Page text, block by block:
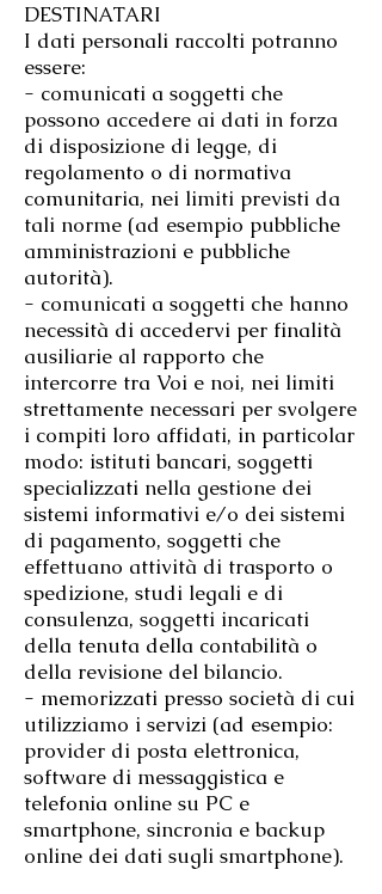
DESTINATARI
I dati personali raccolti potranno
essere:
- comunicati a soggetti che
possono accedere ai dati in forza
di disposizione di legge, di
regolamento o di normativa
comunitaria, nei limiti previsti da
tali norme (ad esempio pubbliche
amministrazioni e pubbliche
autorità).
- comunicati a soggetti che hanno
necessità di accedervi per finalità
ausiliarie al rapporto che
intercorre tra Voi e noi, nei limiti
strettamente necessari per svolgere
i compiti loro affidati, in particolar
modo: istituti bancari, soggetti
specializzati nella gestione dei
sistemi informativi e/o dei sistemi
di pagamento, soggetti che
effettuano attività di trasporto o
spedizione, studi legali e di
consulenza, soggetti incaricati
della tenuta della contabilità o
della revisione del bilancio.
- memorizzati presso società di cui
utilizziamo i servizi (ad esempio:
provider di posta elettronica,
software di messaggistica e
telefonia online su PC e
smartphone, sincronia e backup
online dei dati sugli smartphone).